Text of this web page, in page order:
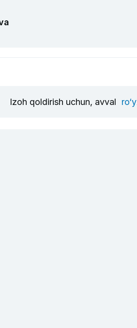
Izoh qoldirish uchun, avval